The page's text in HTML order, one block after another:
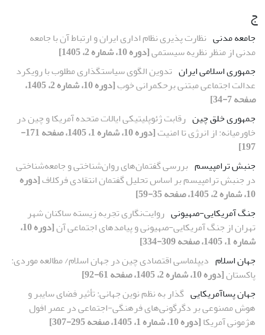
ج
جامعه مدنی نظارت پذیری نظام اداری ایران و ارتباط آن با جامعه
مدنی از منظر نظریه سیستمی[دوره 10، شماره 2، 1405]
جمهوری اسلامی ایران تدوین الگوی سیاستگذاری مطلوب با رویکرد
عدالت اجتماعی مبتنی برحکمرانی خوب
[دوره 10، شماره 2، 1405،
صفحه 7-34]
جمهوری خلق چین رقابت ژئوپلیتیکی ایالات متحده آمریکا و چین در
خاورمیانه: از انرژی تا امنیت
[دوره 10، شماره 1، 1405، صفحه 171-
197]
جنبش ترامپیسم بررسی گفتمان‌های روان‌شناختی و جامعه‌شناختی
در جنبش ترامپیسم بر اساس تحلیل گفتمان انتقادی فرکلاف[دوره
10، شماره 2، 1405، صفحه 35-59]
جنگ آمریکایی-صهیونی روایت‌نگاری تجربه زیسته ساکنان شهر
تهران از جنگ آمریکایی-صهیونی و پیامدهای اجتماعی آن
[دوره 10،
شماره 1، 1405، صفحه 309-334]
جهان اسلام دیپلماسی اقتصادی چین در جهان اسلام/ مطالعه موردی:
پاکستان[دوره 10، شماره 2، 1405، صفحه 61-92]
جهان پساآمریکایی گذار به نظم نوین جهانی: تأثیر فضای سایبر و
هوش مصنوعی بر دگرگونی‌های فرهنگی-اجتماعی در عصر افول
هژمونی آمریکا[دوره 10، شماره 1، 1405، صفحه 295-307]